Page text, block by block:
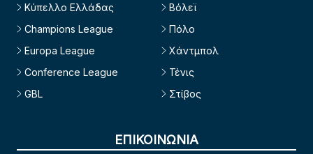
Κύπελλο Ελλάδας
Champions League
Europa League
Conference League
GBL
Βόλεϊ
Πόλο
Χάντμπολ
Τένις
Στίβος
ΕΠΙΚΟΙΝΩΝΙΑ